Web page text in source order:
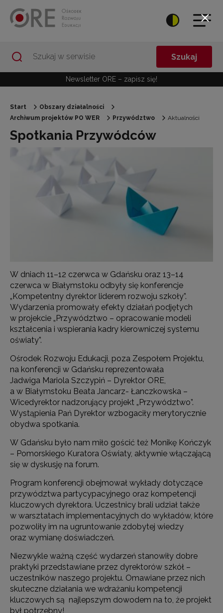
Szukaj
Newsletter ORE – zapisz się!
Start
Obszary działalności
Archiwum projektów PO WER
Przywództwo Aktualności
Spotkania Przywódców
W dniach 11–12 czerwca w Gdańsku oraz 13–14
czerwca w Białymstoku odbyły się konferencje
„Kompetentny dyrektor liderem rozwoju szkoły”.
Wydarzenia promowały efekty działań podjętych
w projekcie „Przywództwo – opracowanie modeli
kształcenia i wspierania kadry kierowniczej systemu
oświaty”.
Ośrodek Rozwoju Edukacji, poza Zespołem Projektu,
na konferencji w Gdańsku reprezentowała
Jadwiga Mariola Szczypiń – Dyrektor ORE,
a w Białymstoku Beata Jancarz- Łanczkowska –
Wicedyrektor nadzorujący projekt „Przywództwo”.
Wystąpienia Pań Dyrektor wzbogaciły merytorycznie
obydwa spotkania.
W Gdańsku było nam miło gościć też Monikę Kończyk
– Pomorskiego Kuratora Oświaty, aktywnie włączającą
się w dyskusję na forum.
Program konferencji obejmował wykłady dotyczące
przywództwa partycypacyjnego oraz kompetencji
kluczowych dyrektora. Uczestnicy brali udział także
w warsztatach implementacyjnych do wykładów, które
pozwoliły im na ugruntowanie zdobytej wiedzy
oraz wymianę doświadczeń.
Niezwykle ważną część wydarzeń stanowiły dobre
praktyki przedstawiane przez dyrektorów szkół –
uczestników naszego projektu. Omawiane przez nich
skuteczne działania we wdrażaniu kompetencji
kluczowych są najlepszym dowodem na to, że projekt
był potrzebny!